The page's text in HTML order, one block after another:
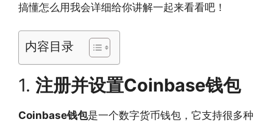
搞懂怎么用我会详细给你讲解一起来看看吧！
内容目录
1. 注册并设置Coinbase钱包
Coinbase钱包是一个数字货币钱包，它支持很多种